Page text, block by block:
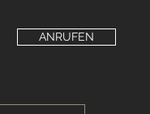
ANRUFEN